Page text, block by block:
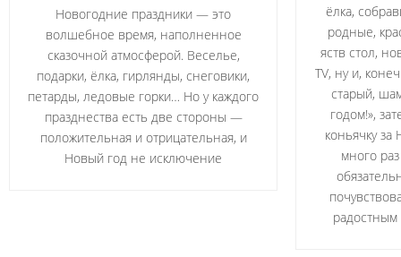
Новогодние праздники — это
волшебное время, наполненное
сказочной атмосферой. Веселье,
подарки, ёлка, гирлянды, снеговики,
петарды, ледовые горки… Но у каждого
празднества есть две стороны —
положительная и отрицательная, и
Новый год не исключение
ёлка,
родные,
яств стол,
TV, ну и,
старый,
годом!»,
коньячку
много